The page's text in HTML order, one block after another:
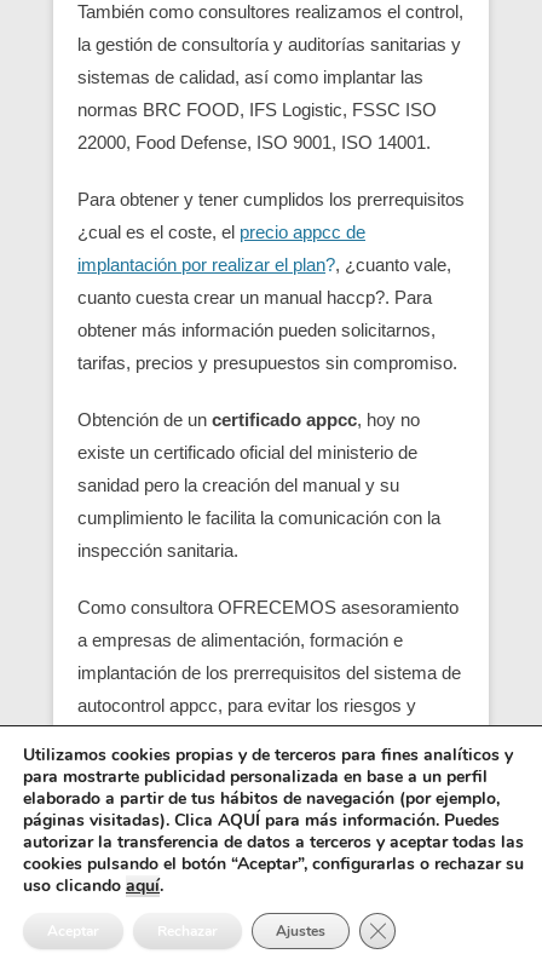
También como consultores realizamos el control,
la gestión de consultoría y auditorías sanitarias y
sistemas de calidad, así como implantar las
normas BRC FOOD, IFS Logistic, FSSC ISO
22000, Food Defense, ISO 9001, ISO 14001.
Para obtener y tener cumplidos los prerrequisitos
¿cual es el coste, el precio appcc de
implantación por realizar el plan?, ¿cuanto vale,
cuanto cuesta crear un manual haccp?. Para
obtener más información pueden solicitarnos,
tarifas, precios y presupuestos sin compromiso.
Obtención de un certificado appcc, hoy no
existe un certificado oficial del ministerio de
sanidad pero la creación del manual y su
cumplimiento le facilita la comunicación con la
inspección sanitaria.
Como consultora OFRECEMOS asesoramiento
a empresas de alimentación, formación e
implantación de los prerrequisitos del sistema de
autocontrol appcc, para evitar los riesgos y
localizando en su empresa los pcc (puntos
críticos) y obtener un servicio con una correcta
seguridad alimentaria.
Entre los requisitos está el control y el análisis de
cada punto crítico, junto con el registro sanitario,
Utilizamos cookies propias y de terceros para fines analíticos y
para mostrarte publicidad personalizada en base a un perfil
elaborado a partir de tus hábitos de navegación (por ejemplo,
páginas visitadas). Clica AQUÍ para más información. Puedes
autorizar la transferencia de datos a terceros y aceptar todas las
cookies pulsando el botón “Aceptar”, configurarlas o rechazar su
uso clicando aquí.
Aceptar Rechazar Ajustes Cerrar el banner de